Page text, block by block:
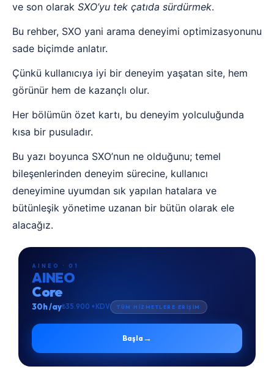
ve son olarak SXO’yu tek çatıda sürdürmek.
Bu rehber, SXO yani arama deneyimi optimizasyonunu
sade biçimde anlatır.
Çünkü kullanıcıya iyi bir deneyim yaşatan site, hem
görünür hem de kazançlı olur.
Her bölümün özet kartı, bu deneyim yolculuğunda
kısa bir pusuladır.
Bu yazı boyunca SXO’nun ne olduğunu; temel
bileşenlerinden deneyim sürecine, kullanıcı
deneyimine uyumdan sık yapılan hatalara ve
bütünleşik yönetime uzanan bir bütün olarak ele
alacağız.
AINEO · 01
AINEO
Core
30h /ay₺35.900 +KDV TÜM HİZMETLERE ERİŞİM
Başla →